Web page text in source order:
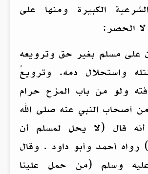
الكبيرة ومنها على
لا الحصر:
على مسلم بغير حق وترويعه
واستحلال دمه. وترويعُ
ولو من باب المزح حرام
أصحاب النبي عنه صلى الله
قال (لا يحل لمسلم أن
رواه أحمد وأبو داود . وقال
وسلم (من حمل علينا